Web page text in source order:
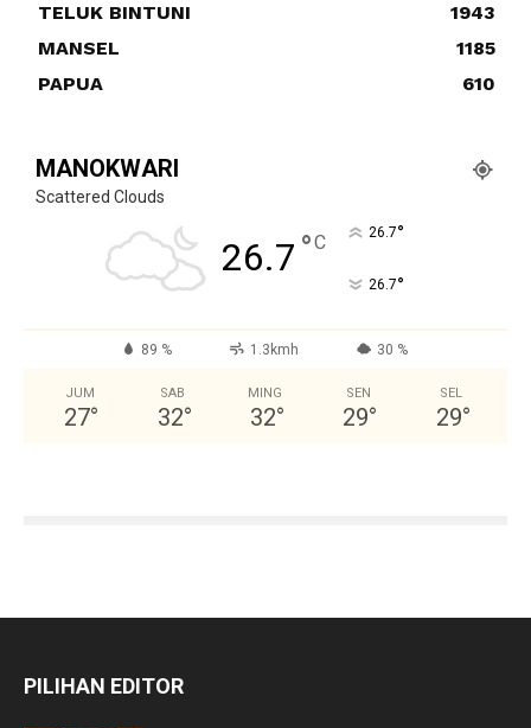
TELUK BINTUNI
1943
MANSEL
1185
PAPUA
610
MANOKWARI
Scattered Clouds
26.7 °C 26.7°
26.7°
89 % 1.3kmh 30 %
JUM
27°
SAB
32°
MING
32°
SEN
29°
SEL
29°
PILIHAN EDITOR